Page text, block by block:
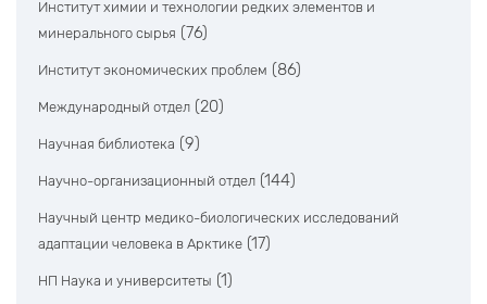
Институт химии и технологии редких элементов и
минерального сырья (76)
Институт экономических проблем (86)
Международный отдел (20)
Научная библиотека (9)
Научно-организационный отдел (144)
Научный центр медико-биологических исследований
адаптации человека в Арктике (17)
НП Наука и университеты (1)